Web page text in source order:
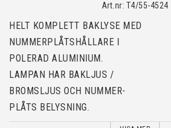
Art.nr: T4/55-4524
HELT KOMPLETT BAKLYSE MED
NUMMERPLÅTSHÅLLARE I
POLERAD ALUMINIUM.
LAMPAN HAR BAKLJUS /
BROMSLJUS OCH NUMMER-
PLÅTS BELYSNING.